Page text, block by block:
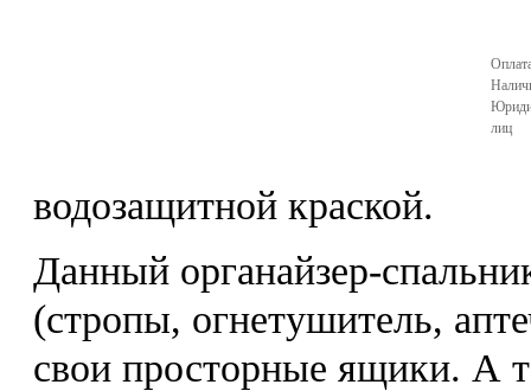
лиц
водозащитной краской.
Данный органайзер-
(стропы, огнетушитель,
свои просторные ящики. А